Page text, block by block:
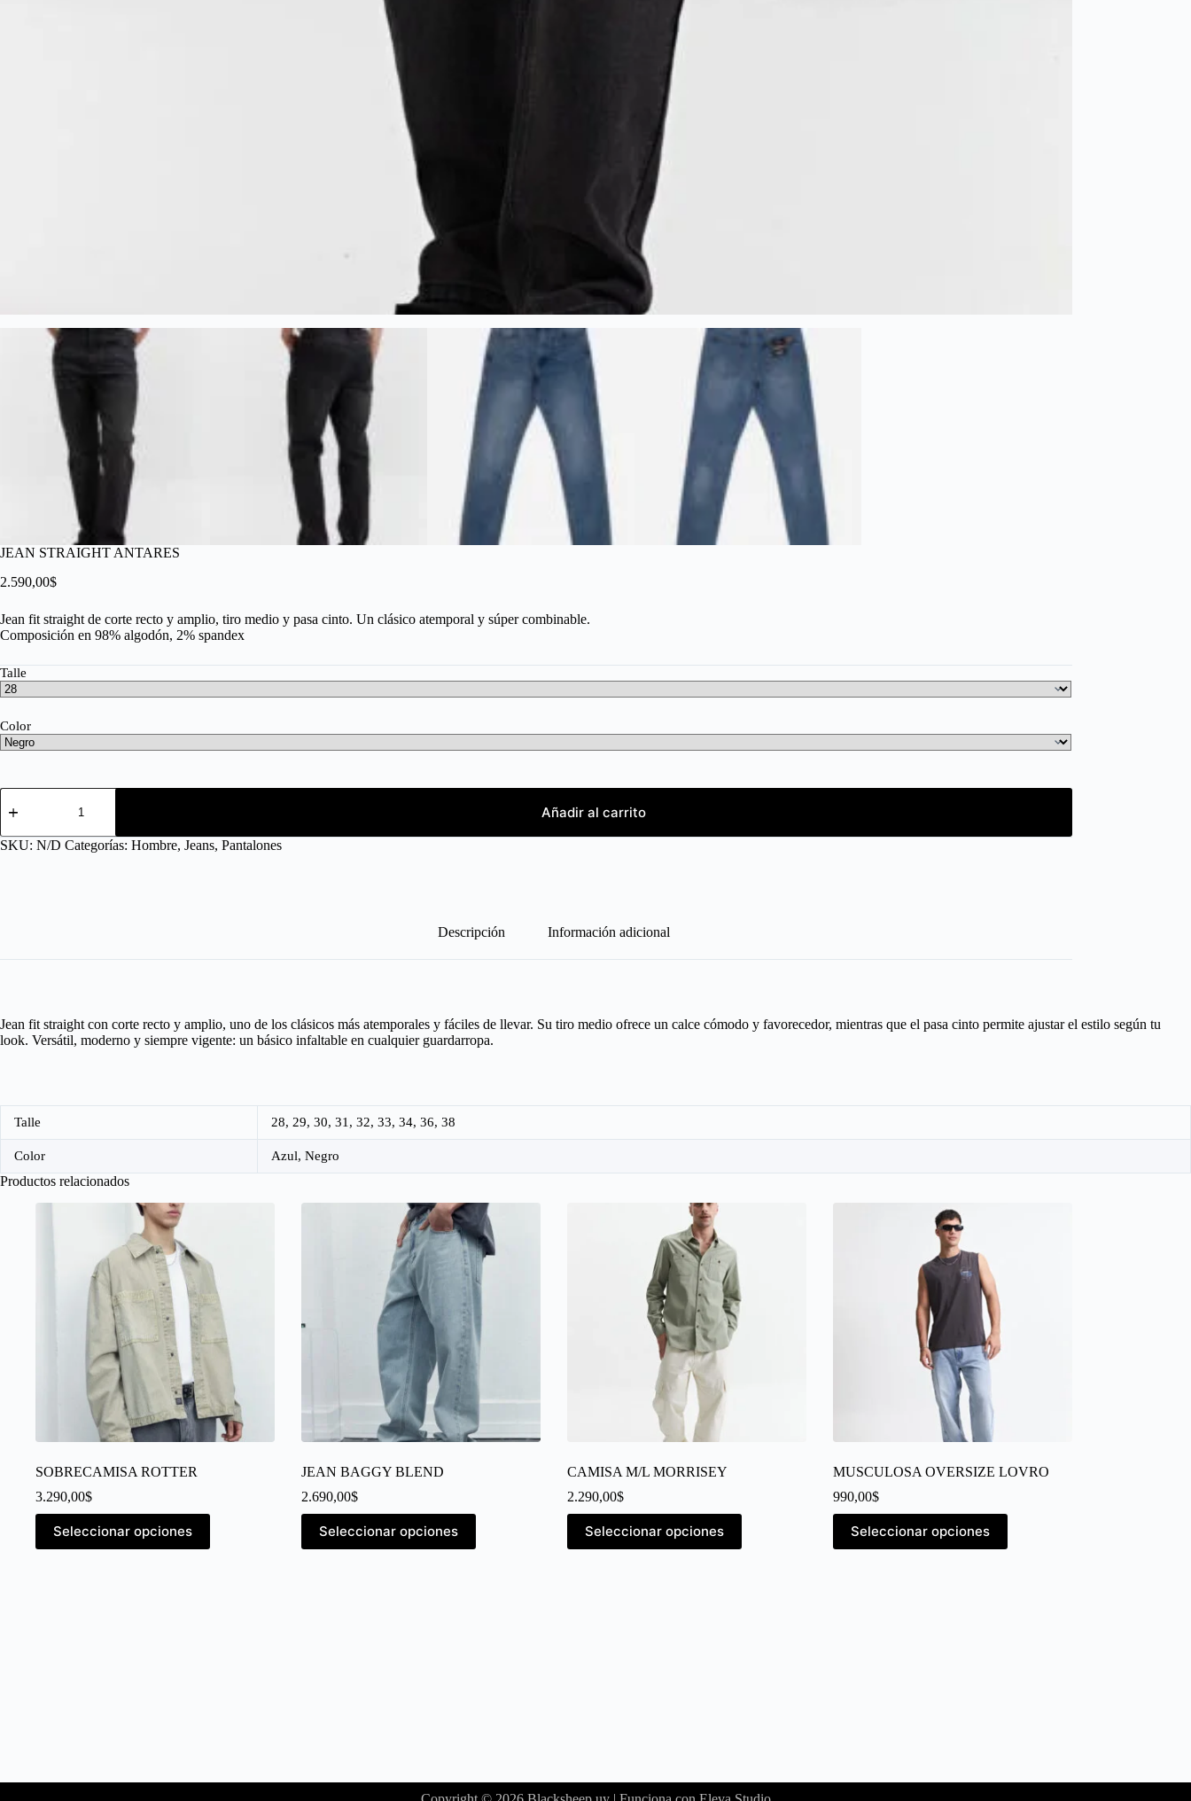
JEAN STRAIGHT ANTARES
2.590,00$
Jean fit straight de corte recto y amplio, tiro medio y pasa cinto. Un clásico atemporal y súper combinable.
Composición en 98% algodón, 2% spandex
Talle
Color
Añadir al carrito
SKU: N/D Categorías: Hombre, Jeans, Pantalones
Descripción Información adicional
Jean fit straight con corte recto y amplio, uno de los clásicos más atemporales y fáciles de llevar. Su tiro medio ofrece un calce cómodo y favorecedor, mientras que el pasa cinto permite ajustar el estilo según tu
look. Versátil, moderno y siempre vigente: un básico infaltable en cualquier guardarropa.
Talle 28, 29, 30, 31, 32, 33, 34, 36, 38
Color Azul, Negro
Productos relacionados
SOBRECAMISA ROTTER
3.290,00$
Seleccionar opciones
JEAN BAGGY BLEND
2.690,00$
Seleccionar opciones
CAMISA M/L MORRISEY
2.290,00$
Seleccionar opciones
MUSCULOSA OVERSIZE LOVRO
990,00$
Seleccionar opciones